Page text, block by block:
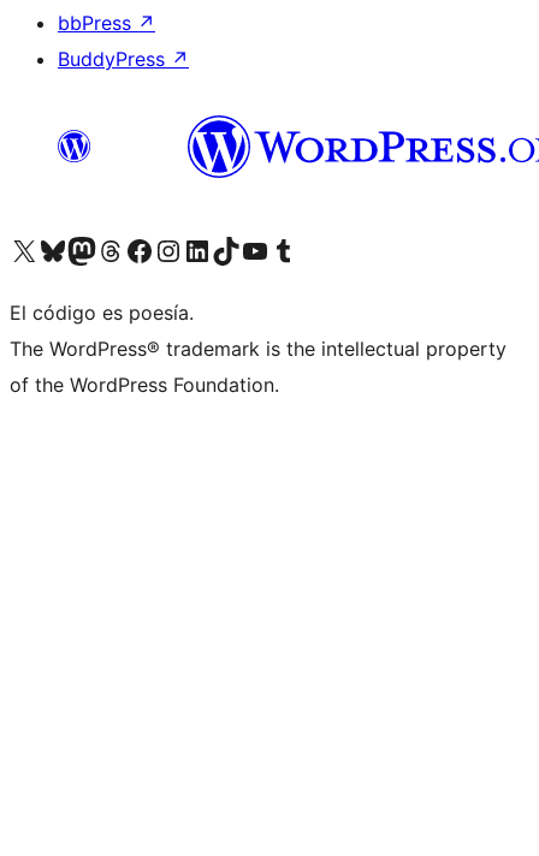
bbPress ↗
BuddyPress ↗
Visita nuestra cuenta de X (anteriormente Twitter)
Visita nuestra cuenta de Bluesky
Visita nuestra cuenta de Mastodon
Visita nuestra cuenta de Threads
Visita nuestra página de Facebook
Visita nuestra cuenta de Instagram
Visita nuestra cuenta de LinkedIn
Visita nuestra cuenta de TikTok
Visita nuestro canal de YouTube
Visita nuestra cuenta de Tumblr
El código es poesía.
The WordPress® trademark is the intellectual property
of the WordPress Foundation.